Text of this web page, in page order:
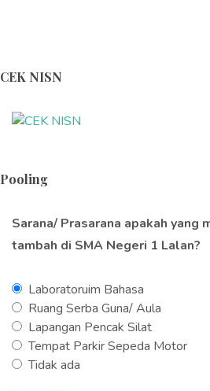
CEK NISN
Pooling
Sarana/ Prasarana apakah yang
tambah di SMA Negeri 1 Lalan?
Laboratoruim Bahasa
Ruang Serba Guna/ Aula
Lapangan Pencak Silat
Tempat Parkir Sepeda Motor
Tidak ada